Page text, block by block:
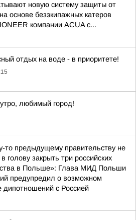
новую систему защиты от
основе безэкипажных катеров
компании ACUA с...
отдых на воде - в приоритете!
любимый город!
то предыдущему правительству не
голову закрыть три российских
в Польше»: Глава МИД Польши
предупредил о возможном
дипотношений с Россией